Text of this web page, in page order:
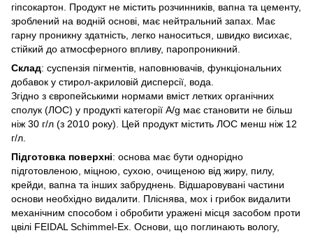
гіпсокартон. Продукт не містить розчинників, вапна та цементу,
зроблений на водній основі, має нейтральний запах. Має
гарну проникну здатність, легко наноситься, швидко висихає,
стійкий до атмосферного впливу, паропроникний.
Склад: суспензія пігментів, наповнювачів, функціональних
добавок у стирол-акриловій дисперсії, вода.
Згідно з європейськими нормами вміст летких органічних
сполук (ЛОС) у продукті категорії А/g має становити не більш
ніж 30 г/л (з 2010 року). Цей продукт містить ЛОС менш ніж 12
г/л.
Підготовка поверхні: основа має бути однорідно
підготовленою, міцною, сухою, очищеною від жиру, пилу,
крейди, вапна та інших забруднень. Відшаровувані частини
основи необхідно видалити. Пліснява, мох і грибок видалити
механічним способом і обробити уражені місця засобом проти
цвілі FEIDAL Schimmel-Ex. Основи, що поглинають вологу,